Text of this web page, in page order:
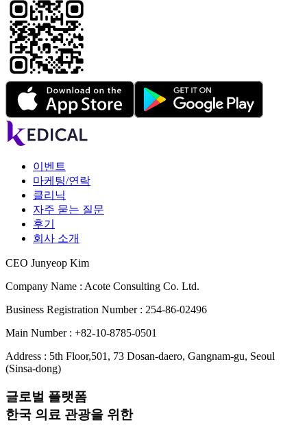
이벤트
마케팅/연락
클리닉
자주 묻는 질문
후기
회사 소개
CEO Junyeop Kim
Company Name : Acote Consulting Co. Ltd.
Business Registration Number : 254-86-02496
Main Number : +82-10-8785-0501
Address : 5th Floor,501, 73 Dosan-daero, Gangnam-gu, Seoul
(Sinsa-dong)
글로벌 플랫폼
한국 의료 관광을 위한